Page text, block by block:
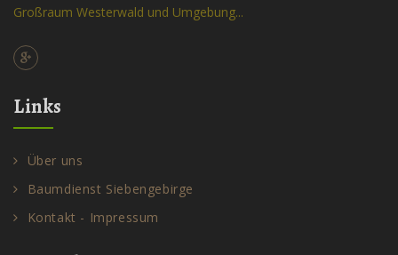
Großraum Westerwald und Umgebung...
Links
Über uns
Baumdienst Siebengebirge
Kontakt - Impressum